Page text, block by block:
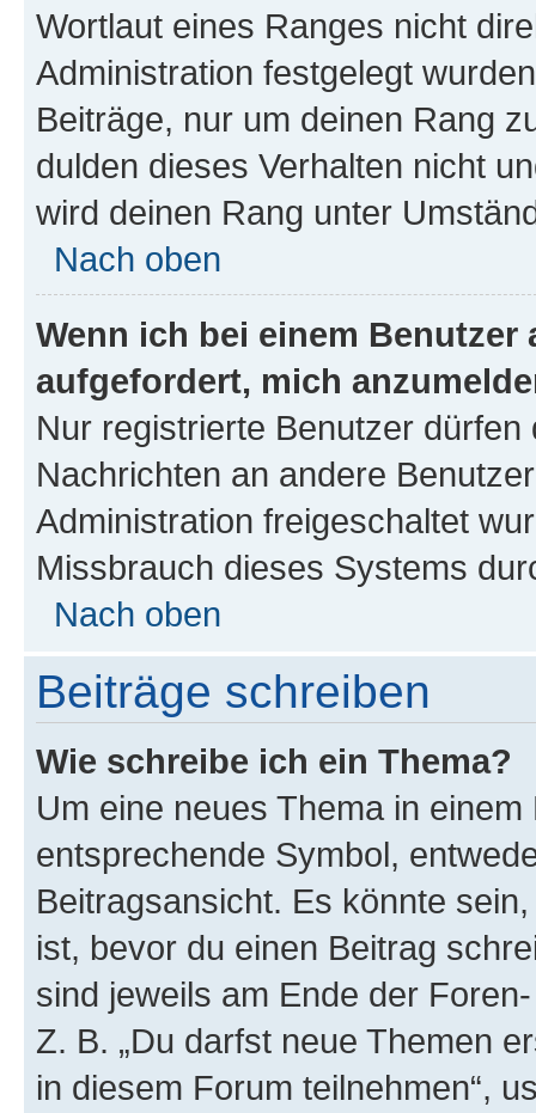
Wortlaut eines Ranges nicht
Administration festgelegt
Beiträge, nur um deinen Rang
dulden dieses Verhalten nicht
wird deinen Rang unter
Nach oben
Wenn ich bei einem
aufgefordert, mich
Nur registrierte Benutzer
Nachrichten an andere
Administration freigeschaltet
Missbrauch dieses Systems
Nach oben
Beiträge schreiben
Wie schreibe ich ein Thema?
Um eine neues Thema in
entsprechende Symbol,
Beitragsansicht. Es könnte
ist, bevor du einen Beitrag
sind jeweils am Ende der
Z. B. „Du darfst neue Themen
in diesem Forum teilnehmen“,